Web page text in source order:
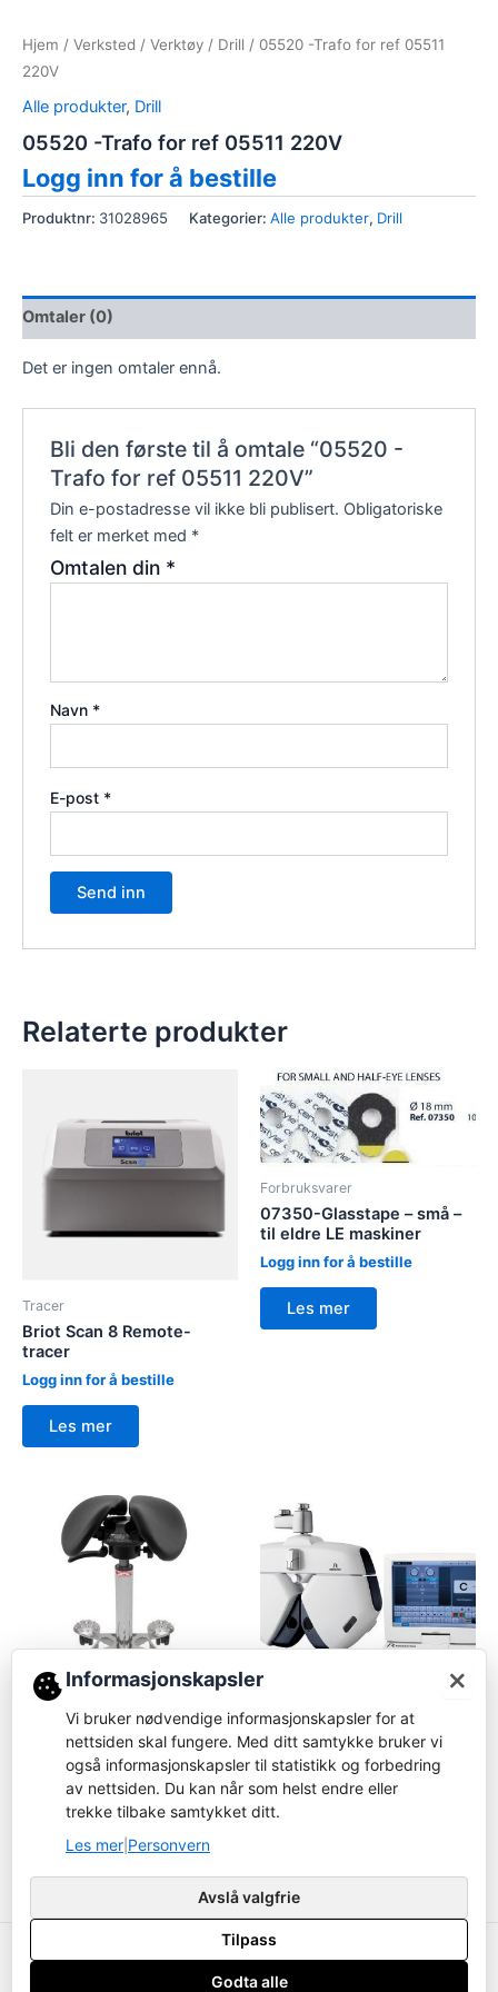
Hjem / Verksted / Verktøy / Drill / 05520 -Trafo for ref 05511
220V
Alle produkter, Drill
05520 -Trafo for ref 05511 220V
Logg inn for å bestille
Produktnr: 31028965 Kategorier: Alle produkter, Drill
Omtaler (0)
Det er ingen omtaler ennå.
Bli den første til å omtale “05520 -
Trafo for ref 05511 220V”
Din e-postadresse vil ikke bli publisert. Obligatoriske
felt er merket med *
Omtalen din *
Navn *
E-post *
Relaterte produkter
Tracer
Briot Scan 8 Remote-
tracer
Logg inn for å bestille
Les mer
Forbruksvarer
07350-Glasstape – små –
til eldre LE maskiner
Logg inn for å bestille
Les mer
Salli SwingFit
Logg inn for å bestille
Les mer
Foropter
Rodenstock 2000 foropter
Logg inn for å bestille
Copyright ustyrsavdelingen.no © 2026
×
Informasjonskapsler
Vi bruker nødvendige informasjonskapsler for at
nettsiden skal fungere. Med ditt samtykke bruker vi
også informasjonskapsler til statistikk og forbedring
av nettsiden. Du kan når som helst endre eller
trekke tilbake samtykket ditt.
Les mer Personvern
Avslå valgfrie
Tilpass
Godta alle